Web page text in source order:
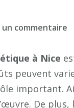
un commentaire
à Nice
peuvent
important.
De plus,